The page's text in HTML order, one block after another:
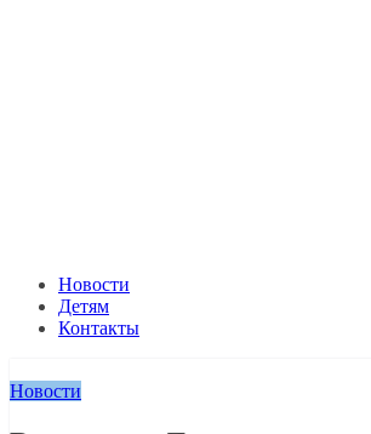
Новости
Детям
Контакты
Новости